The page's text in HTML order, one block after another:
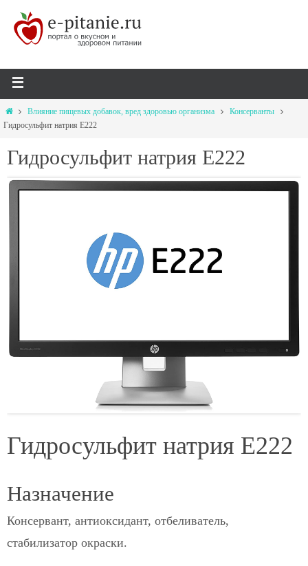
Влияние пищевых добавок, вред здоровью организма
Консерванты
Гидросульфит натрия Е222
Гидросульфит натрия Е222
Гидросульфит натрия Е222
Назначение
Консервант, антиоксидант, отбеливатель,
стабилизатор окраски.